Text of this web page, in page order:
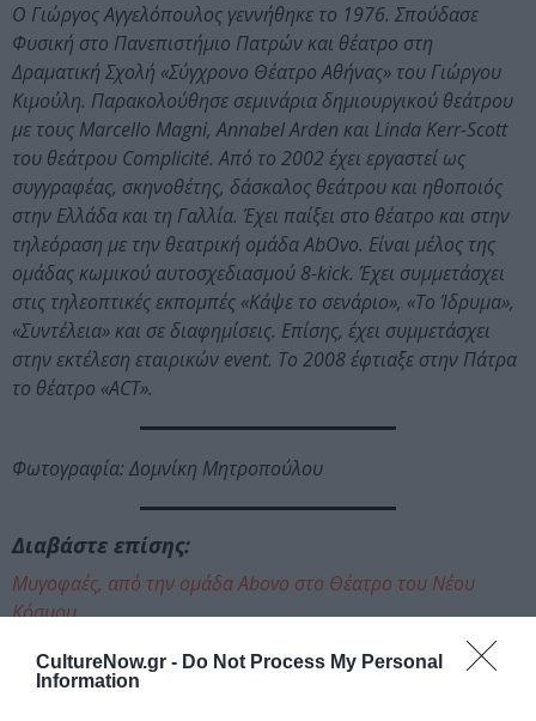
CultureNow.gr - Do Not Process My Personal
Information
Ο Γιώργος Αγγελόπουλος γεννήθηκε το 1976. Σπούδασε
Φυσική στο Πανεπιστήμιο Πατρών και θέατρο στη
Δραματική Σχολή «Σύγχρονο Θέατρο Αθήνας» του Γιώργου
Κιμούλη. Παρακολούθησε σεμινάρια δημιουργικού θεάτρου
με τους Marcello Magni, Annabel Arden και Linda Kerr-Scott
του θεάτρου Complicité. Από το 2002 έχει εργαστεί ως
συγγραφέας, σκηνοθέτης, δάσκαλος θεάτρου και ηθοποιός
στην Ελλάδα και τη Γαλλία. Έχει παίξει στο θέατρο και στην
τηλεόραση με την θεατρική ομάδα AbOvo. Είναι μέλος της
ομάδας κωμικού αυτοσχεδιασμού 8-kick. Έχει συμμετάσχει
στις τηλεοπτικές εκπομπές «Κάψε το σενάριο», «Το Ίδρυμα»,
«Συντέλεια» και σε διαφημίσεις. Επίσης, έχει συμμετάσχει
στην εκτέλεση εταιρικών event. Το 2008 έφτιαξε στην Πάτρα
το θέατρο «ACT».
Φωτογραφία: Δομνίκη Μητροπούλου
Διαβάστε επίσης:
Μυγοφαές, από την ομάδα Abovo στο Θέατρο του Νέου
Κόσμου
Ακολουθήστε το Culturenow.gr στοGoogle Newsκαι
μάθετε πρώτοι όλες τις ειδήσεις